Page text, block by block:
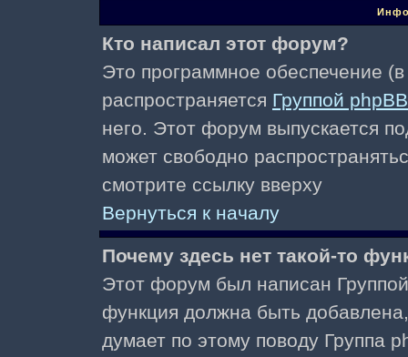
Кто написал этот форум?
Это программное обеспечение
распространяется Группой phpBB
него. Этот форум выпускается
может свободно
смотрите ссылку вверху
Вернуться к началу
Почему здесь нет такой-то
Этот форум был написан
функция должна быть
думает по этому поводу Группа